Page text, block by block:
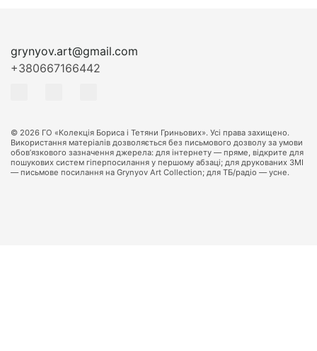
grynyov.art@gmail.com
+380667166442
© 2026 ГО «Колекція Бориса і Тетяни Гриньових». Усі права захищено.
Використання матеріалів дозволяється без письмового дозволу за умови
обов’язкового зазначення джерела: для інтернету — пряме, відкрите для
пошукових систем гіперпосилання у першому абзаці; для друкованих ЗМІ
— письмове посилання на Grynyov Art Collection; для ТБ/радіо — усне.